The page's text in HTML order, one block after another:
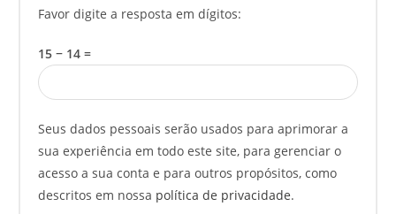
Favor digite a resposta em dígitos:
15 − 14 =
Seus dados pessoais serão usados para aprimorar a
sua experiência em todo este site, para gerenciar o
acesso a sua conta e para outros propósitos, como
descritos em nossa política de privacidade.